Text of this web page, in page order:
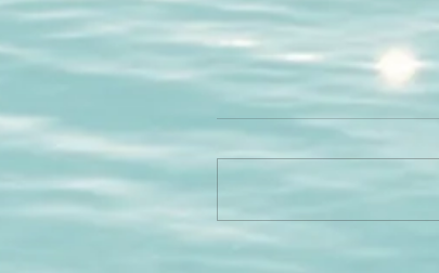
איך לדעת אם הצלחתי לעשות
מדיטציה או לא
קטע מתוך הלייב האחרון שעשיתי לקהילץ
ההתפתחות האישית הסגורה למשתתפי
קורס "רמות התודעה" שהוצאתי לאור לא
מזמן רוצים להצטרף לקהילה? לחצו כאן:...